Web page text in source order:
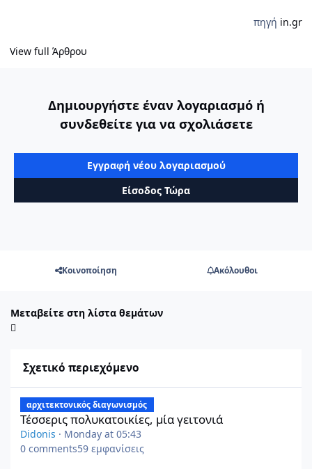
πηγή in.gr
View full Άρθρου
Δημιουργήστε έναν λογαριασμό ή
συνδεθείτε για να σχολιάσετε
Εγγραφή νέου λογαριασμού
Είσοδος Τώρα
Κοινοποίηση Ακόλουθοι
Μεταβείτε στη λίστα θεμάτων
Σχετικό περιεχόμενο
αρχιτεκτονικός διαγωνισμός
Τέσσερις πολυκατοικίες, μία γειτονιά
Didonis · Monday at 05:43
0 comments59 εμφανίσεις